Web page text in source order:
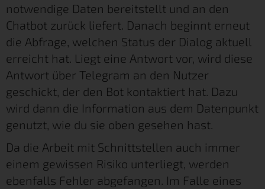
notwendige Daten bereitstellt und an den
Chatbot zurück liefert. Danach beginnt erneut
die Abfrage, welchen Status der Dialog aktuell
erreicht hat. Liegt eine Antwort vor, wird diese
Antwort über Telegram an den Nutzer
geschickt, der den Bot kontaktiert hat. Dazu
wird dann die Information aus dem Datenpunkt
genutzt, wie du sie oben gesehen hast.
Da die Arbeit mit Schnittstellen auch immer
einem gewissen Risiko unterliegt, werden
ebenfalls Fehler abgefangen. Im Falle eines